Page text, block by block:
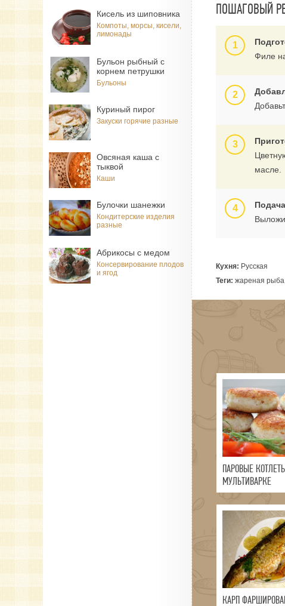
Кисель из шиповника
Компоты, морсы, кисели,
лимонады
Бульон рыбный с
корнем петрушки
Бульоны
Куриный пирог
Закуски горячие разные
Овсяная каша с
тыквой
Каши
Булочки шанежки
Кондитерские изделия
разные
Абрикосы с медом
Консервирование плодов
и ягод
ПОШАГОВЫЙ
Филе
масле.
Кухня: Русская
Теги: жареная
ПАРОВЫЕ
МУЛЬТИВАРКЕ
КАРП